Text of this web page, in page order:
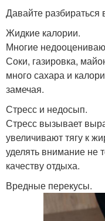
Давайте разбираться
Жидкие калории.
Многие
Соки, газировка,
много сахара и
замечая.
Стресс и недосып.
Стресс вызывает
увеличивают тягу к
уделять внимание не
качеству отдыха.
Вредные перекусы.